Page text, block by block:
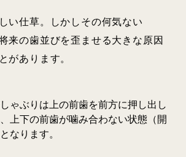
い仕草。しかしその何気ない
来の歯並びを歪ませる大きな原因
があります。
ゃぶりは上の前歯を前方に押し出し
、上下の前歯が噛み合わない状態（開
なります。